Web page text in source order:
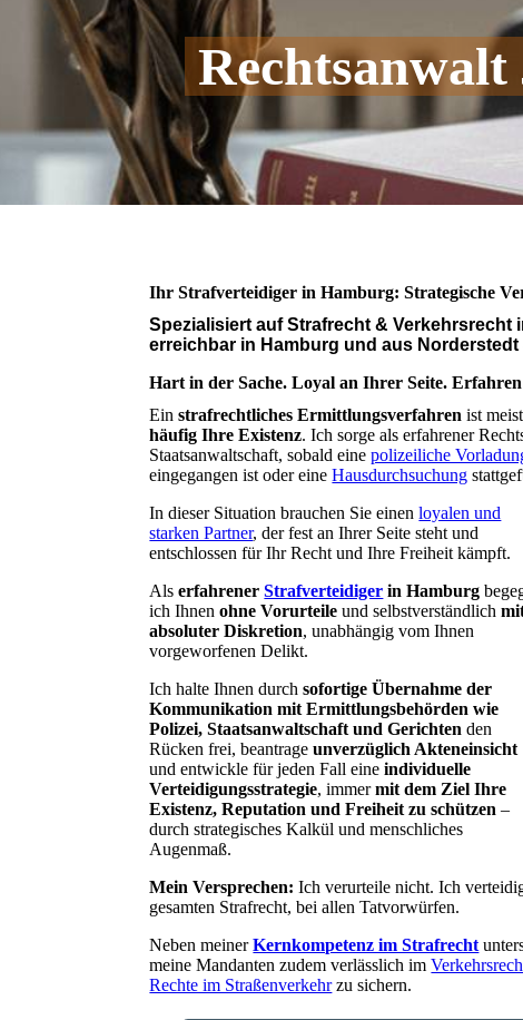
Rechtsanwalt
Ihr Strafverteidiger in Hamburg: Strategische
Spezialisiert auf Strafrecht & Verkehrsrecht
erreichbar in Hamburg und aus
Hart in der Sache. Loyal an Ihrer Seite.
Einstrafrechtliches Ermittlungsverfahren ist
häufig Ihre Existenz. Ich sorge als erfahrener
Staatsanwaltschaft, sobald einepolizeiliche
eingegangen ist oder eineHausdurchsuchung
In dieser Situation brauchen Sie einenloyalen und
starken Partner, der fest an Ihrer Seite steht und
entschlossen für Ihr Recht und Ihre Freiheit kämpft.
AlserfahrenerStrafverteidiger in Hamburg
ich Ihnenohne Vorurteile und selbstverständlich
absoluter Diskretion, unabhängig vom Ihnen
vorgeworfenen Delikt.
Ich halte Ihnen durchsofortige Übernahme der
Kommunikation mit Ermittlungsbehörden wie
Polizei, Staatsanwaltschaft und Gerichten den
Rücken frei, beantrageunverzüglich Akteneinsicht
und entwickle für jeden Fall eineindividuelle
Verteidigungsstrategie, immermit dem Ziel Ihre
Existenz, Reputation und Freiheit zu schützen –
durch strategisches Kalkül und menschliches
Augenmaß.
Mein Versprechen: Ich verurteile nicht. Ich
gesamten Strafrecht, bei allen Tatvorwürfen.
Neben meinerKernkompetenz im Strafrecht
meine Mandanten zudem verlässlich im
Rechte im Straßenverkehrzu sichern.